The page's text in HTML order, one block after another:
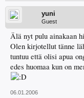
yuni
Guest
Älä nyt pulu ainakaan
Olen kirjotellut tänne
tuntuu että olisi apua
edes huomaa kun on
06.01.2006